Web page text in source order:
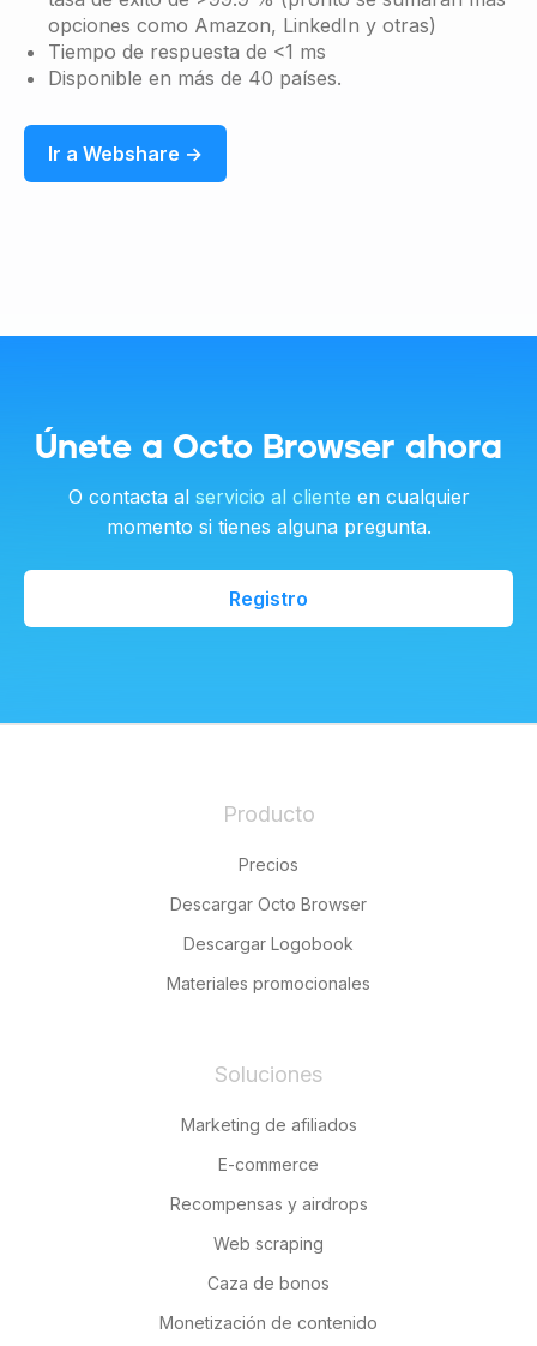
opciones como Amazon, LinkedIn y otras)
Tiempo de respuesta de <1 ms
Disponible en más de 40 países.
Ir a Webshare →
Únete a Octo Browser ahora
O contacta al servicio al cliente en cualquier
momento si tienes alguna pregunta.
Registro
Producto
Precios
Descargar Octo Browser
Descargar Logobook
Materiales promocionales
Soluciones
Marketing de afiliados
E-commerce
Recompensas y airdrops
Web scraping
Caza de bonos
Monetización de contenido